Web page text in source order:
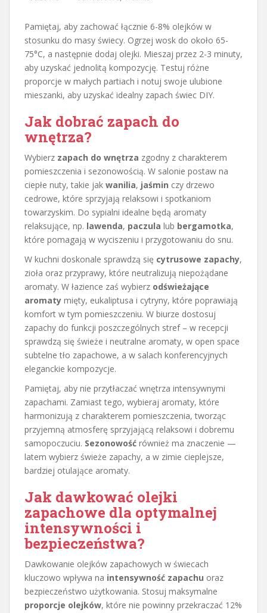
Pamiętaj, aby zachować łącznie 6-8% olejków w
stosunku do masy świecy. Ogrzej wosk do około 65-
75°C, a następnie dodaj olejki. Mieszaj przez 2-3 minuty,
aby uzyskać jednolitą kompozycję. Testuj różne
proporcje w małych partiach i notuj swoje ulubione
mieszanki, aby uzyskać idealny zapach świec DIY.
Jak dobrać zapach do
wnętrza?
Wybierz zapach do wnętrza zgodny z charakterem
pomieszczenia i sezonowością. W salonie postaw na
ciepłe nuty, takie jak wanilia, jaśmin czy drzewo
cedrowe, które sprzyjają relaksowi i spotkaniom
towarzyskim. Do sypialni idealne będą aromaty
relaksujące, np. lawenda, paczula lub bergamotka,
które pomagają w wyciszeniu i przygotowaniu do snu.
W kuchni doskonale sprawdzą się cytrusowe zapachy,
zioła oraz przyprawy, które neutralizują niepożądane
aromaty. W łazience zaś wybierz odświeżające
aromaty mięty, eukaliptusa i cytryny, które poprawiają
komfort w tym pomieszczeniu. W biurze dostosuj
zapachy do funkcji poszczególnych stref – w recepcji
sprawdzą się świeże i neutralne aromaty, w open space
subtelne tło zapachowe, a w salach konferencyjnych
eleganckie kompozycje.
Pamiętaj, aby nie przytłaczać wnętrza intensywnymi
zapachami. Zamiast tego, wybieraj aromaty, które
harmonizują z charakterem pomieszczenia, tworząc
przyjemną atmosferę sprzyjającą relaksowi i dobremu
samopoczuciu. Sezonowość również ma znaczenie —
latem wybierz świeże zapachy, a w zimie cieplejsze,
bardziej otulające aromaty.
Jak dawkować olejki
zapachowe dla optymalnej
intensywności i
bezpieczeństwa?
Dawkowanie olejków zapachowych w świecach
kluczowo wpływa na intensywność zapachu oraz
bezpieczeństwo użytkowania. Stosuj maksymalne
proporcje olejków, które nie powinny przekraczać 12%